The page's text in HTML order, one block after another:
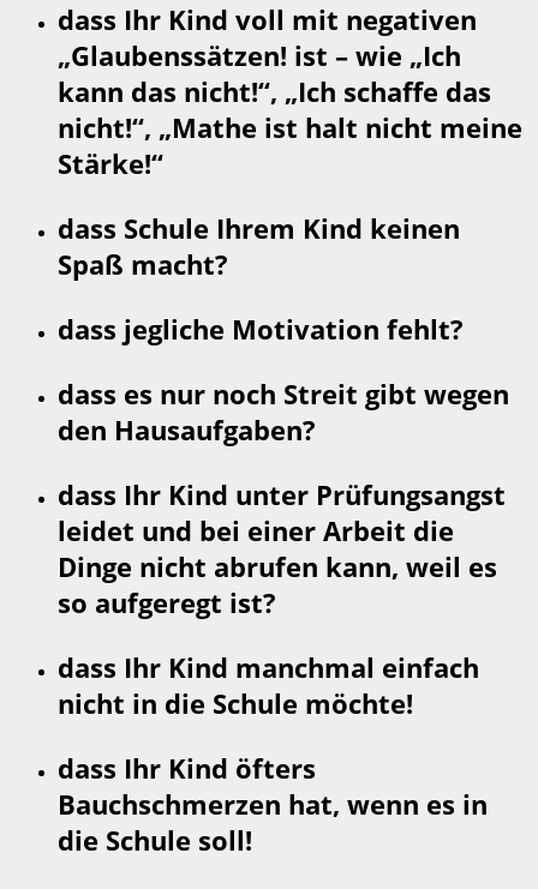
dass Ihr Kind voll mit negativen
„Glaubenssätzen! ist – wie „Ich
kann das nicht!“, „Ich schaffe das
nicht!“, „Mathe ist halt nicht meine
Stärke!“
dass Schule Ihrem Kind keinen
Spaß macht?
dass jegliche Motivation fehlt?
dass es nur noch Streit gibt wegen
den Hausaufgaben?
dass Ihr Kind unter Prüfungsangst
leidet und bei einer Arbeit die
Dinge nicht abrufen kann, weil es
so aufgeregt ist?
dass Ihr Kind manchmal einfach
nicht in die Schule möchte!
dass Ihr Kind öfters
Bauchschmerzen hat, wenn es in
die Schule soll!